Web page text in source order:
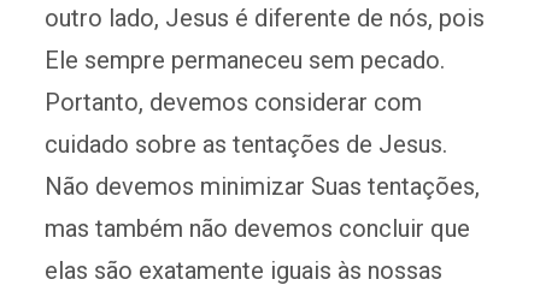
outro lado, Jesus é diferente de nós, pois
Ele sempre permaneceu sem pecado.
Portanto, devemos considerar com
cuidado sobre as tentações de Jesus.
Não devemos minimizar Suas tentações,
mas também não devemos concluir que
elas são exatamente iguais às nossas